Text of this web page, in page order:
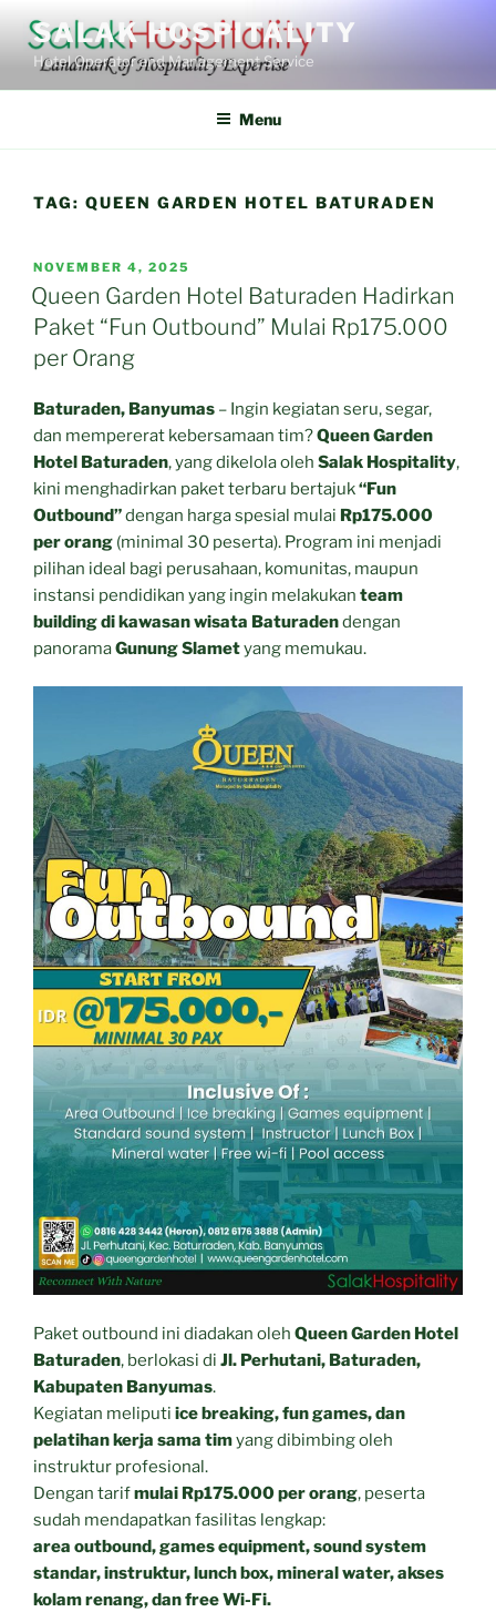
content
SALAK HOSPITALITY
Hotel Operator and Management Service
Menu
TAG: QUEEN GARDEN HOTEL BATURADEN
POSTED
ON
NOVEMBER 4, 2025
Queen Garden Hotel Baturaden Hadirkan
Paket “Fun Outbound” Mulai Rp175.000
per Orang
Baturaden, Banyumas – Ingin kegiatan seru, segar,
dan mempererat kebersamaan tim?Queen Garden
Hotel Baturaden, yang dikelola oleh Salak Hospitality,
kini menghadirkan paket terbaru bertajuk“Fun
Outbound”dengan harga spesial mulai Rp175.000
per orang (minimal 30 peserta). Program ini menjadi
pilihan ideal bagi perusahaan, komunitas, maupun
instansi pendidikan yang ingin melakukan team
building di kawasan wisata Baturadendengan
panoramaGunung Slametyang memukau.
Paket outbound ini diadakan oleh Queen Garden Hotel
Baturaden, berlokasi di Jl. Perhutani, Baturaden,
Kabupaten Banyumas.
Kegiatan meliputi ice breaking, fun games, dan
pelatihan kerja sama timyang dibimbing oleh
instruktur profesional.
Dengan tarifmulai Rp175.000 per orang, peserta
sudah mendapatkan fasilitas lengkap:
area outbound, games equipment, sound system
standar, instruktur, lunch box, mineral water, akses
kolam renang, dan free Wi-Fi.